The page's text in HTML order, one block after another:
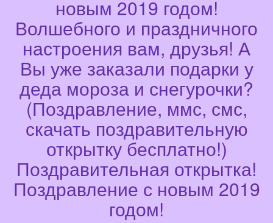
новым 2019 годом!
Волшебного и праздничного
настроения вам, друзья! А
Вы уже заказали подарки у
деда мороза и снегурочки?
(Поздравление, ммс, смс,
скачать поздравительную
открытку бесплатно!)
Поздравительная открытка!
Поздравление с новым 2019
годом!